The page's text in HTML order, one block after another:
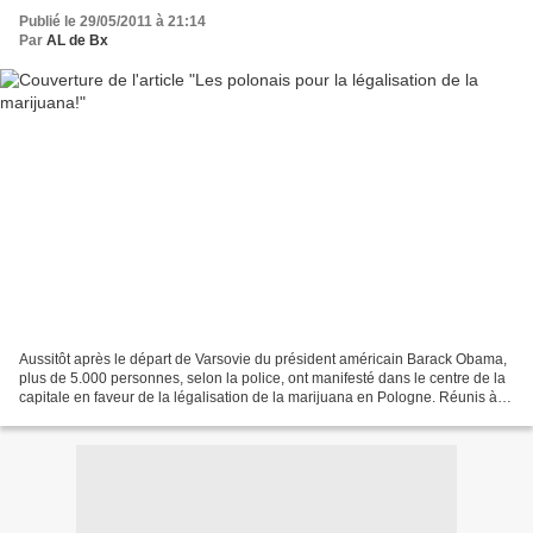
Publié le 29/05/2011 à 21:14
Par AL de Bx
Aussitôt après le départ de Varsovie du président américain Barack Obama,
plus de 5.000 personnes, selon la police, ont manifesté dans le centre de la
capitale en faveur de la légalisation de la marijuana en Pologne. Réunis à